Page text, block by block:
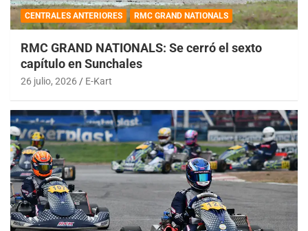
CENTRALES ANTERIORES RMC GRAND NATIONALS
RMC GRAND NATIONALS: Se cerró el sexto
capítulo en Sunchales
26 julio, 2026 E-Kart